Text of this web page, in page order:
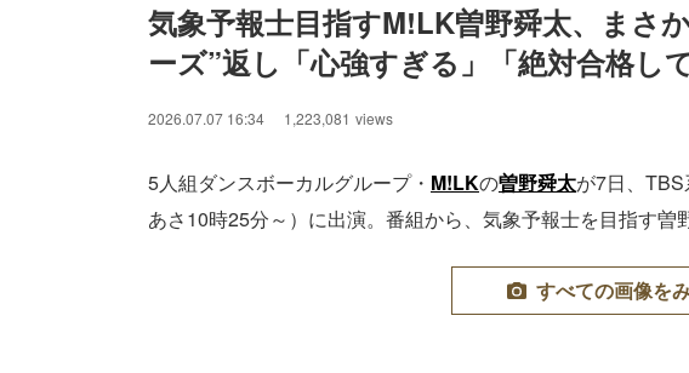
気象予報士目指すM!LK曽野舜太、まさ
ーズ”返し「心強すぎる」「絶対合格し
2026.07.07 16:34 1,223,081 views
5人組ダンスボーカルグループ・ M!LKの曽野舜太が7日、
あさ10時25分～）に出演。番組から、気象予報士を目指す曽
すべての画像を